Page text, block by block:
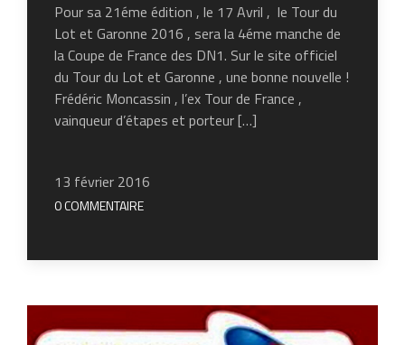
Pour sa 21éme édition , le 17 Avril , le Tour du
Lot et Garonne 2016 , sera la 4éme manche de
la Coupe de France des DN1. Sur le site officiel
du Tour du Lot et Garonne , une bonne nouvelle !
Frédéric Moncassin , l’ex Tour de France ,
vainqueur d’étapes et porteur […]
13 février 2016
0 COMMENTAIRE